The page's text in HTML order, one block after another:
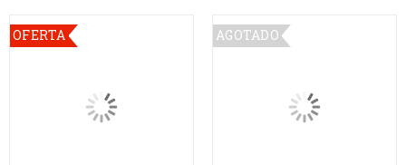
OFERTA AGOTADO